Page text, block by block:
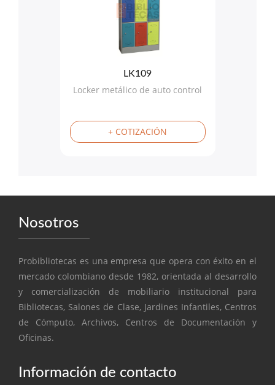
LK109
Locker metálico de auto control
+ COTIZACIÓN
Nosotros
Probibliotecas es una empresa que opera con éxito en el
mercado colombiano desde 1982, orientada al desarrollo
y comercialización de mobiliario institucional para
Bibliotecas, Salones de Clase, Jardines Infantiles, Centros
de Cómputo, Archivos, Centros de Documentación y
Oficinas.
Información de contacto